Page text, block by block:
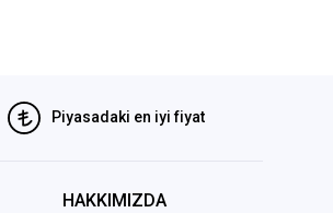
Piyasadaki en iyi fiyat
HAKKIMIZDA